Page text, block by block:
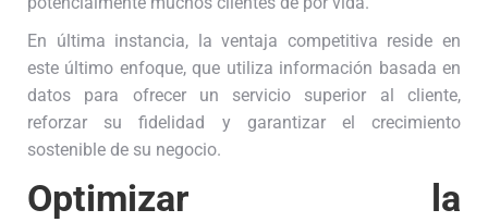
En última instancia, la ventaja competitiva reside en
este último enfoque, que utiliza información basada en
datos para ofrecer un servicio superior al cliente,
reforzar su fidelidad y garantizar el crecimiento
sostenible de su negocio.
Optimizar la